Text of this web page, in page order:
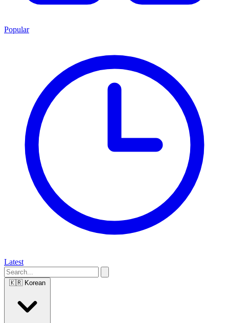
Popular
Latest
🇰🇷 Korean